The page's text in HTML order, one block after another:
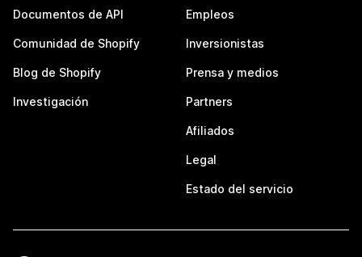
Documentos de API
Comunidad de Shopify
Blog de Shopify
Investigación
Empleos
Inversionistas
Prensa y medios
Partners
Afiliados
Legal
Estado del servicio